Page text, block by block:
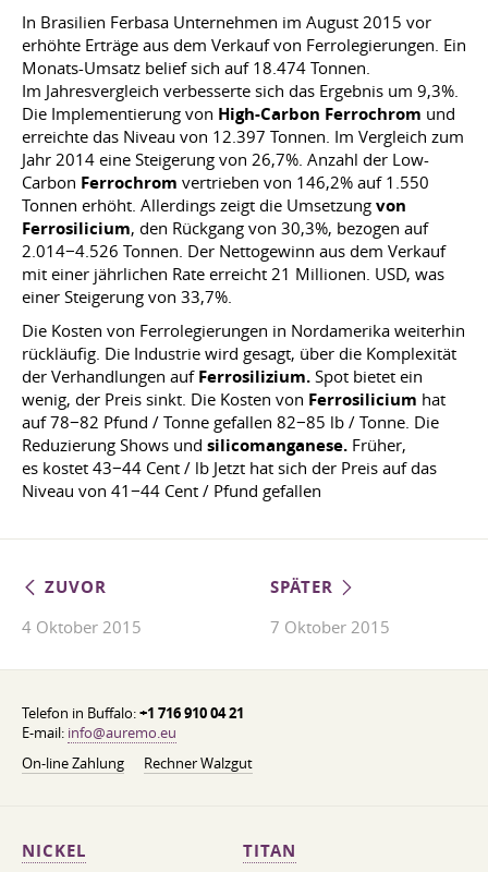
In Brasilien Ferbasa Unternehmen im August 2015 vor
erhöhte Erträge aus dem Verkauf von Ferrolegierungen. Ein
Monats-Umsatz belief sich auf 18.474 Tonnen.
Im Jahresvergleich verbesserte sich das Ergebnis um 9,3%.
Die Implementierung von High-Carbon Ferrochrom und
erreichte das Niveau von 12.397 Tonnen. Im Vergleich zum
Jahr 2014 eine Steigerung von 26,7%. Anzahl der Low-
Carbon Ferrochrom vertrieben von 146,2% auf 1.550
Tonnen erhöht. Allerdings zeigt die Umsetzung von
Ferrosilicium, den Rückgang von 30,3%, bezogen auf
2.014−4.526 Tonnen. Der Nettogewinn aus dem Verkauf
mit einer jährlichen Rate erreicht 21 Millionen. USD, was
einer Steigerung von 33,7%.
Die Kosten von Ferrolegierungen in Nordamerika weiterhin
rückläufig. Die Industrie wird gesagt, über die Komplexität
der Verhandlungen auf Ferrosilizium. Spot bietet ein
wenig, der Preis sinkt. Die Kosten von Ferrosilicium hat
auf 78−82 Pfund / Tonne gefallen 82−85 lb / Tonne. Die
Reduzierung Shows und silicomanganese. Früher,
es kostet 43−44 Cent / lb Jetzt hat sich der Preis auf das
Niveau von 41−44 Cent / Pfund gefallen
ZUVOR
4 Oktober 2015
SPÄTER
7 Oktober 2015
Telefon in Buffalo:+1 716 910 04 21
E-mail: info@auremo.eu
On-line Zahlung
Rechner Walzgut
NICKEL TITAN